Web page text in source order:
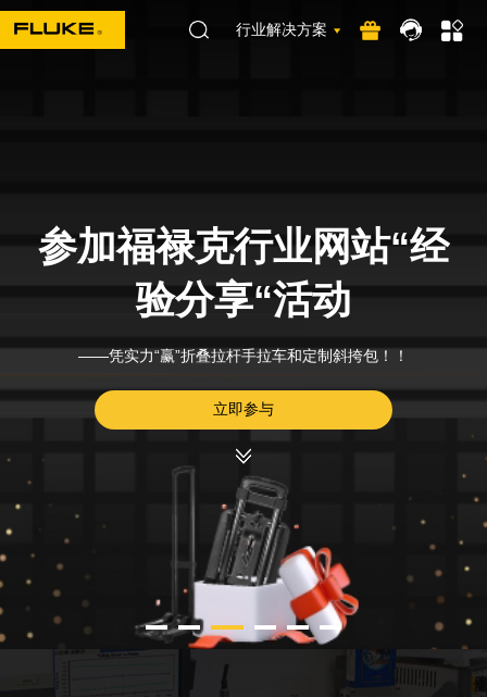
行业解决方案
参加福禄克行业网站“经
验分享“活动
——凭实力“赢”折叠拉杆手拉车和定制斜挎包！！
立即参与